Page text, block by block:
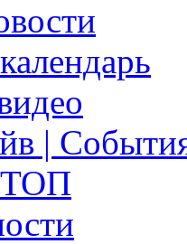
|
ТОП